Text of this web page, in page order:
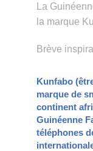
La
la marque
Brève
Kunfabo
marque de
continent
Guinéenne
téléphones